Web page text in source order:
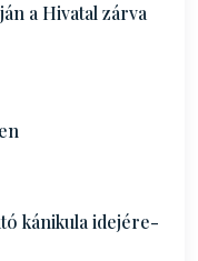
a Hivatal zárva
kánikula idejére-